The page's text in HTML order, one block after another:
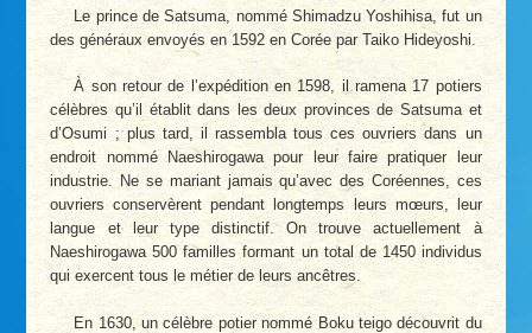
Le prince de Satsuma, nommé Shimadzu Yoshihisa, fut un
des généraux envoyés en 1592 en Corée par Taiko Hideyoshi.
À son retour de l’expédition en 1598, il ramena 17 potiers
célèbres qu’il établit dans les deux provinces de Satsuma et
d’Osumi ; plus tard, il rassembla tous ces ouvriers dans un
endroit nommé Naeshirogawa pour leur faire pratiquer leur
industrie. Ne se mariant jamais qu’avec des Coréennes, ces
ouvriers conservèrent pendant longtemps leurs mœurs, leur
langue et leur type distinctif. On trouve actuellement à
Naeshirogawa 500 familles formant un total de 1450 individus
qui exercent tous le métier de leurs ancêtres.
En 1630, un célèbre potier nommé Boku teigo découvrit du